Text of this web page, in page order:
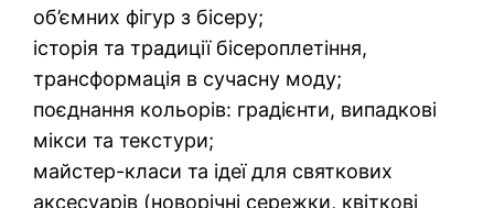
об’ємних фігур з бісеру;
історія та традиції бісероплетіння,
трансформація в сучасну моду;
поєднання кольорів: градієнти, випадкові
мікси та текстури;
майстер-класи та ідеї для святкових
аксесуарів (новорічні сережки, квіткові